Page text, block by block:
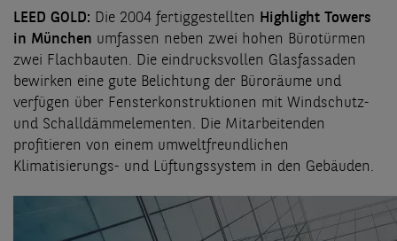
LEED GOLD: Die 2004 fertiggestellten Highlight Towers
in München umfassen neben zwei hohen Bürotürmen
zwei Flachbauten. Die eindrucksvollen Glasfassaden
bewirken eine gute Belichtung der Büroräume und
verfügen über Fensterkonstruktionen mit Windschutz-
und Schalldämmelementen. Die Mitarbeitenden
profitieren von einem umweltfreundlichen
Klimatisierungs- und Lüftungssystem in den Gebäuden.